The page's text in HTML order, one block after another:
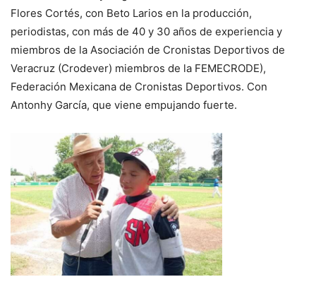
Flores Cortés, con Beto Larios en la producción,
periodistas, con más de 40 y 30 años de experiencia y
miembros de la Asociación de Cronistas Deportivos de
Veracruz (Crodever) miembros de la FEMECRODE),
Federación Mexicana de Cronistas Deportivos. Con
Antonhy García, que viene empujando fuerte.